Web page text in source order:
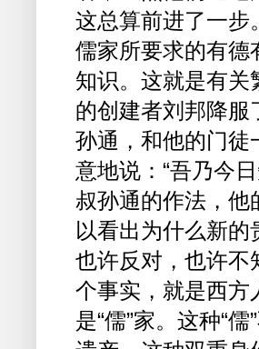
这总算前进了一步
儒家所要求的有德
知识。这就是有关
的创建者刘邦降服
孙通，和他的门徒
意地说：“吾乃今
叔孙通的作法，他
以看出为什么新
也许反对，也许
个事实，就是西方
是“儒”家。这种“